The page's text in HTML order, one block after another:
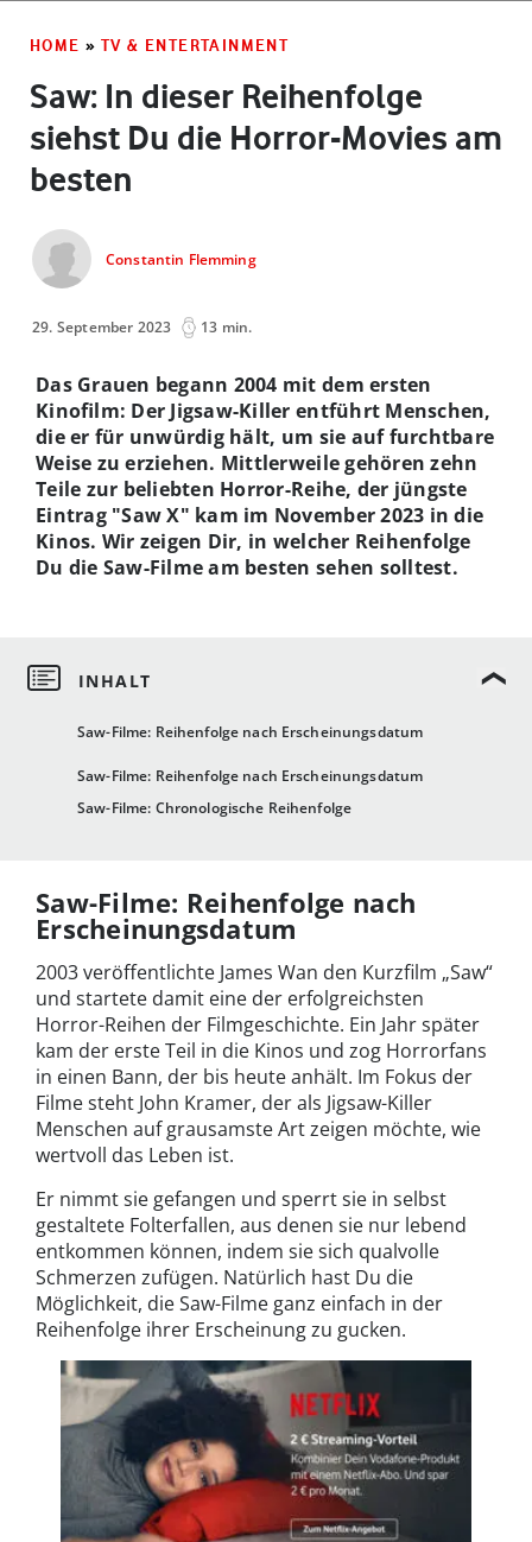
HOME » TV & ENTERTAINMENT
Saw: In dieser Reihenfolge
siehst Du die Horror-Movies am
besten
Constantin Flemming
29. September 2023 13 min.
Saw-Filme: Reihenfolge nach Erscheinungsdatum
Saw-Filme: Reihenfolge nach Erscheinungsdatum
Saw-Filme: Chronologische Reihenfolge
Das Grauen begann 2004 mit dem ersten
Kinofilm: Der Jigsaw-Killer entführt Menschen,
die er für unwürdig hält, um sie auf furchtbare
Weise zu erziehen. Mittlerweile gehören zehn
Teile zur beliebten Horror-Reihe, der jüngste
Eintrag "Saw X" kam im November 2023 in die
Kinos. Wir zeigen Dir, in welcher Reihenfolge
Du die Saw-Filme am besten sehen solltest.
Saw-Filme: Reihenfolge nach
Erscheinungsdatum
2003 veröffentlichte James Wan den Kurzfilm „Saw“
und startete damit eine der erfolgreichsten
Horror-Reihen der Filmgeschichte. Ein Jahr später
kam der erste Teil in die Kinos und zog Horrorfans
in einen Bann, der bis heute anhält. Im Fokus der
Filme steht John Kramer, der als Jigsaw-Killer
Menschen auf grausamste Art zeigen möchte, wie
wertvoll das Leben ist.
Er nimmt sie gefangen und sperrt sie in selbst
gestaltete Folterfallen, aus denen sie nur lebend
entkommen können, indem sie sich qualvolle
Schmerzen zufügen. Natürlich hast Du die
Möglichkeit, die Saw-Filme ganz einfach in der
Reihenfolge ihrer Erscheinung zu gucken.